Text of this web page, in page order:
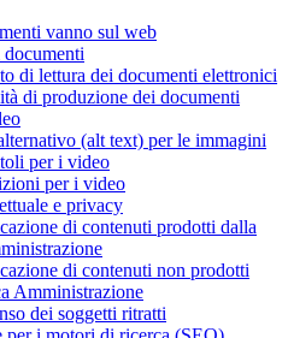
vanno sul web
di lettura dei documenti elettronici
di produzione dei documenti
(alt text) per le immagini
per i video
per i video
e privacy
di contenuti prodotti dalla
di contenuti non prodotti
Amministrazione
dei soggetti ritratti